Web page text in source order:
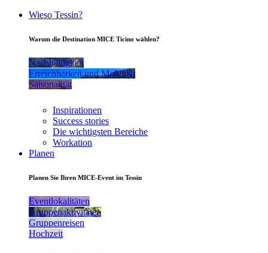
Wieso Tessin?
Warum die Destination MICE Ticino wählen?
Nachhaltigkeit
Erreichbarkeit und Mobilität
Saisonalität
Inspirationen
Success stories
Die wichtigsten Bereiche
Workation
Planen
Planen Sie Ihren MICE-Event im Tessin
Eventlokalitäten
Gruppenaktivitäten
Gruppenreisen
Hochzeit